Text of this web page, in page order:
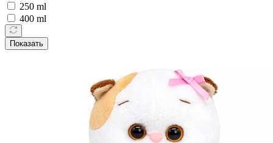
250 ml
400 ml
Показать